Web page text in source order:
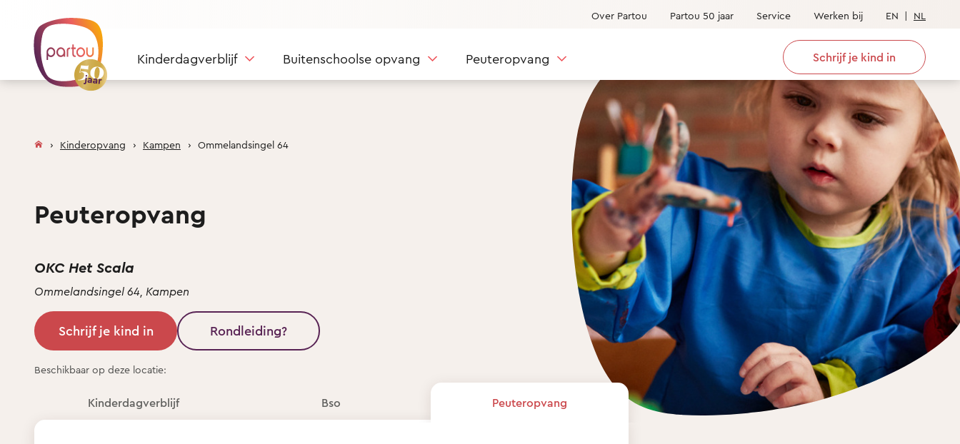
Over Partou Partou 50 jaar Service Werken bij EN | NL
Kinderdagverblijf Buitenschoolse opvang Peuteropvang Schrijf je kind in
Kinderopvang Kampen Ommelandsingel 64
Peuteropvang
OKC Het Scala
Ommelandsingel 64, Kampen
Schrijf je kind in Rondleiding?
Beschikbaar op deze locatie:
Kinderdagverblijf Bso Peuteropvang